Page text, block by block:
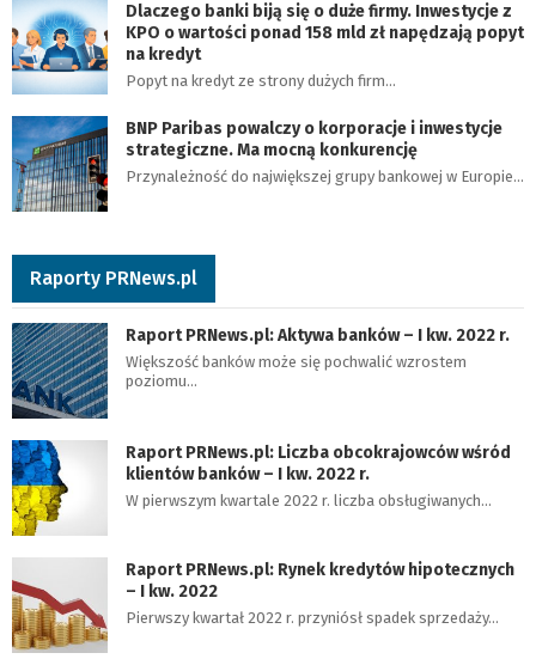
Dlaczego banki biją się o duże firmy. Inwestycje z
KPO o wartości ponad 158 mld zł napędzają popyt
na kredyt
Popyt na kredyt ze strony dużych firm…
BNP Paribas powalczy o korporacje i inwestycje
strategiczne. Ma mocną konkurencję
Przynależność do największej grupy bankowej w Europie…
Raporty PRNews.pl
Raport PRNews.pl: Aktywa banków – I kw. 2022 r.
Większość banków może się pochwalić wzrostem
poziomu…
Raport PRNews.pl: Liczba obcokrajowców wśród
klientów banków – I kw. 2022 r.
W pierwszym kwartale 2022 r. liczba obsługiwanych…
Raport PRNews.pl: Rynek kredytów hipotecznych
– I kw. 2022
Pierwszy kwartał 2022 r. przyniósł spadek sprzedaży…